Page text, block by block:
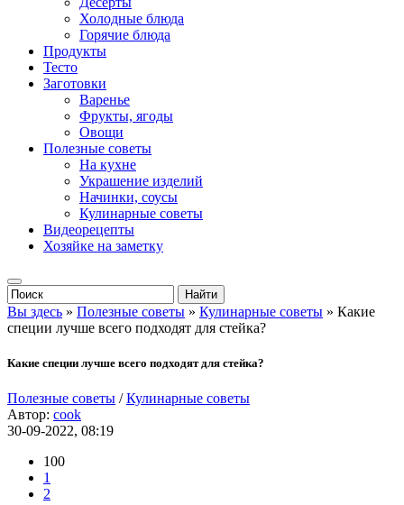
Холодные блюда
Горячие блюда
Продукты
Тесто
Заготовки
Варенье
Фрукты, ягоды
Овощи
Полезные советы
На кухне
Украшение изделий
Начинки, соусы
Кулинарные советы
Видеорецепты
Хозяйке на заметку
Вы здесь » Полезные советы » Кулинарные советы » Какие
специи лучше всего подходят для стейка?
Какие специи лучше всего подходят для стейка?
Полезные советы /Кулинарные советы
Автор: cook
30-09-2022, 08:19
100
1
2